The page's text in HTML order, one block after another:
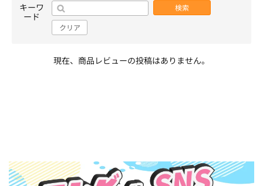
キーワ
ード
検索
クリア
現在、商品レビューの投稿はありません。